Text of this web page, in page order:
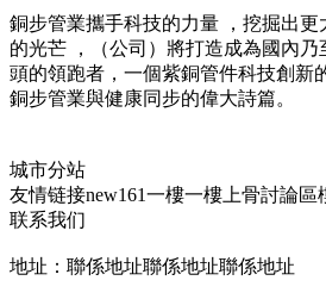
銅步管業攜手科技的力量 ，挖掘出更
的光芒 ，（公司）將打造成為國內
頭的領跑者，一個紫銅管件科技創
銅步管業與健康同步的偉大詩篇。
城市分站
友情链接new161一樓一樓上骨討論區
联系我们
地址：聯係地址聯係地址聯係地址